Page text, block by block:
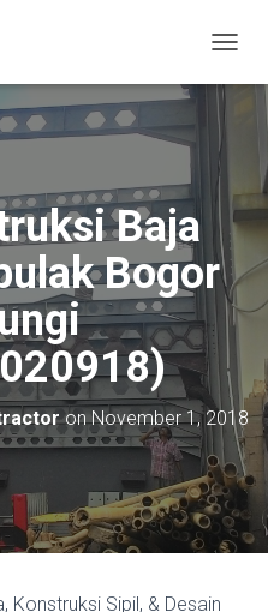
O
V
I
G
A
O
N
Baja
Bogor
onNovember 1, 2018
Konstruksi Sipil, & Desain